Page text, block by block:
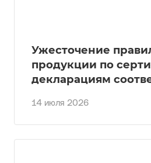
14 июля 2026
Ужесточение
продукции по
декларациям